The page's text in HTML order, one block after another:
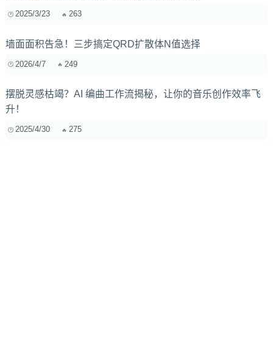
2025/3/23 263
墙面面积告急！三步搞定QRD扩散体N值选择
2026/4/7 249
摆脱灵感枯竭？AI 编曲工作流揭秘，让你的音乐创作效率飞
升！
2025/4/30 275